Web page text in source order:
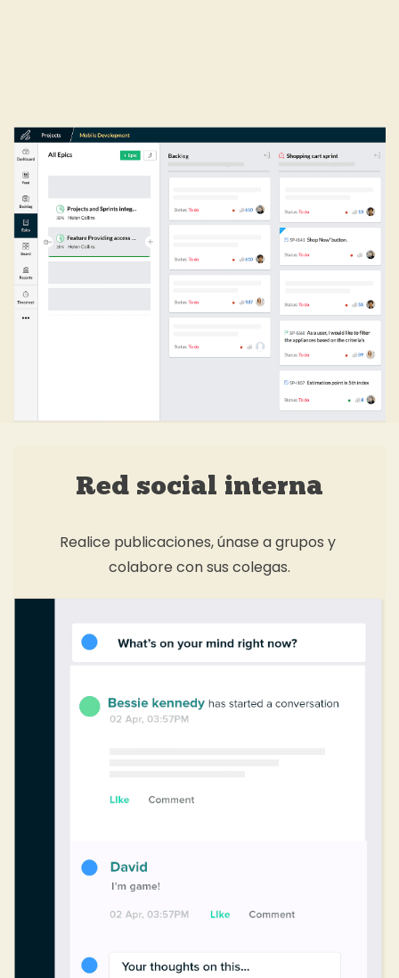
Red social interna
Realice publicaciones, únase a grupos y
colabore con sus colegas.